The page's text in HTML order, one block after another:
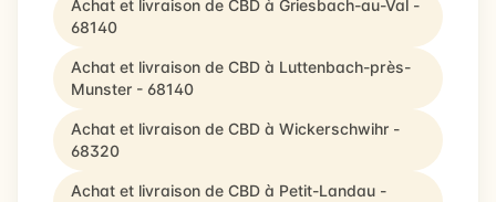
Achat et livraison de CBD à Griesbach-au-Val -
68140
Achat et livraison de CBD à Luttenbach-près-
Munster - 68140
Achat et livraison de CBD à Wickerschwihr -
68320
Achat et livraison de CBD à Petit-Landau -